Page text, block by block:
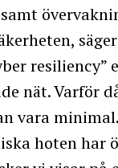
resiliency”
nät. Varför
vara minimal.
hoten har